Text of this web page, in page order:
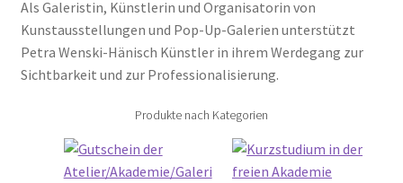
Als Galeristin, Künstlerin und Organisatorin von
Kunstausstellungen und Pop-Up-Galerien unterstützt
Petra Wenski-Hänisch Künstler in ihrem Werdegang zur
Sichtbarkeit und zur Professionalisierung.
Produkte nach Kategorien